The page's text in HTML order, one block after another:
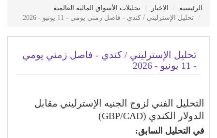
الرئيسية الاخبار
تحليلات الأسواق المالية العالمية
تحليل الإسترليني / كندي - فاصل زمني يومي - 11 يونيو - 2026
تحليل الإسترليني / كندي - فاصل زمني يومي
- 11 يونيو - 2026
التحليل الفني لزوج الجنيه الإسترليني مقابل
الدولار الكندي (GBP/CAD)
في التحليل السابق: